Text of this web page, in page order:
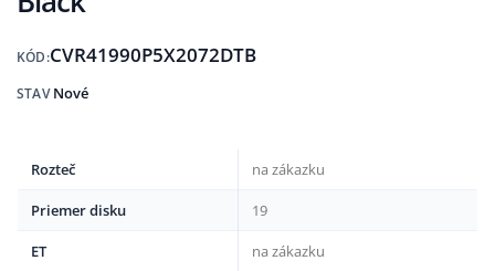
KÓD:CVR41990P5X2072DTB
STAV Nové
Rozteč na zákazku
Priemer disku 19
ET na zákazku